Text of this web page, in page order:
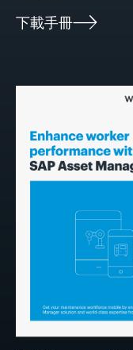
下載手冊